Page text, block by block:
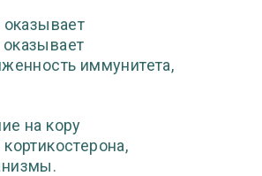
иммунитета,
на кору